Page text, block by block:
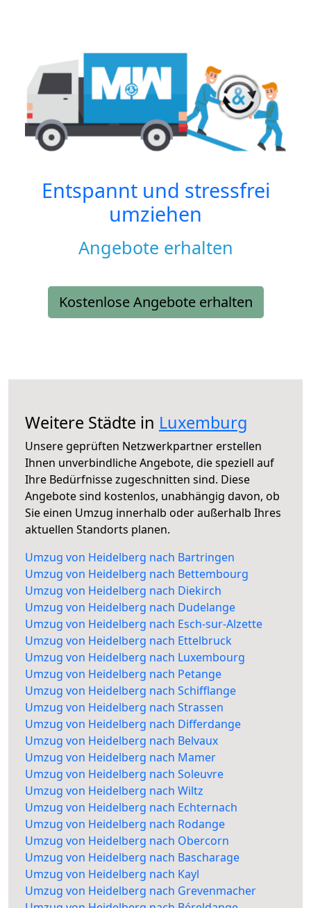
Entspannt und stressfrei
umziehen
Angebote erhalten
Kostenlose Angebote erhalten
Weitere Städte in Luxemburg
Unsere geprüften Netzwerkpartner erstellen
Ihnen unverbindliche Angebote, die speziell auf
Ihre Bedürfnisse zugeschnitten sind. Diese
Angebote sind kostenlos, unabhängig davon, ob
Sie einen Umzug innerhalb oder außerhalb Ihres
aktuellen Standorts planen.
Umzug von Heidelberg nach Bartringen
Umzug von Heidelberg nach Bettembourg
Umzug von Heidelberg nach Diekirch
Umzug von Heidelberg nach Dudelange
Umzug von Heidelberg nach Esch-sur-Alzette
Umzug von Heidelberg nach Ettelbruck
Umzug von Heidelberg nach Luxembourg
Umzug von Heidelberg nach Petange
Umzug von Heidelberg nach Schifflange
Umzug von Heidelberg nach Strassen
Umzug von Heidelberg nach Differdange
Umzug von Heidelberg nach Belvaux
Umzug von Heidelberg nach Mamer
Umzug von Heidelberg nach Soleuvre
Umzug von Heidelberg nach Wiltz
Umzug von Heidelberg nach Echternach
Umzug von Heidelberg nach Rodange
Umzug von Heidelberg nach Obercorn
Umzug von Heidelberg nach Bascharage
Umzug von Heidelberg nach Kayl
Umzug von Heidelberg nach Grevenmacher